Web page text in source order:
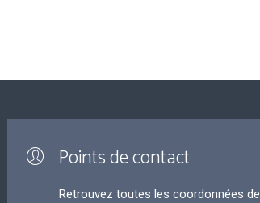
Points de contact
Retrouvez toutes les coordonnées de